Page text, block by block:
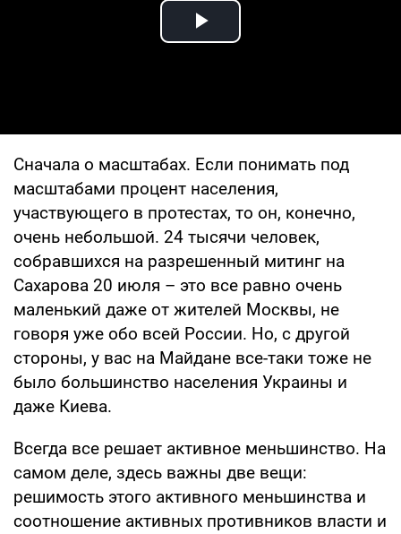
Play Video
Сначала о масштабах. Если понимать под
масштабами процент населения,
участвующего в протестах, то он, конечно,
очень небольшой. 24 тысячи человек,
собравшихся на разрешенный митинг на
Сахарова 20 июля – это все равно очень
маленький даже от жителей Москвы, не
говоря уже обо всей России. Но, с другой
стороны, у вас на Майдане все-таки тоже не
было большинство населения Украины и
даже Киева.
Всегда все решает активное меньшинство. На
самом деле, здесь важны две вещи:
решимость этого активного меньшинства и
соотношение активных противников власти и